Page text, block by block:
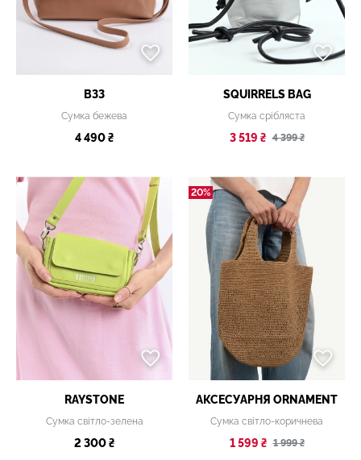
B33
Сумка бежева
4 490 ₴
SQUIRRELS BAG
Сумка срібляста
3 519 ₴ 4 399 ₴
RAYSTONE
Сумка світло-зелена
2 300 ₴
20%
АКСЕСУАРНЯ ОRNAMENT
Сумка світло-коричнева
1 599 ₴ 1 999 ₴